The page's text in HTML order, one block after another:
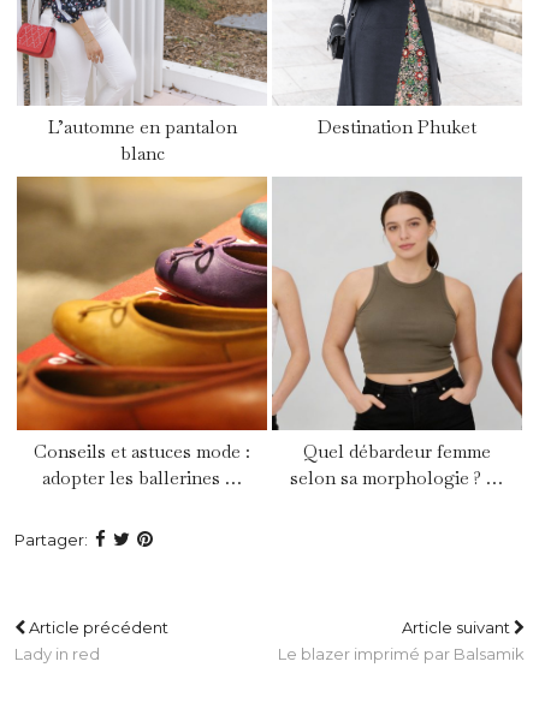
L’automne en pantalon
blanc
Destination Phuket
Conseils et astuces mode :
adopter les ballerines …
Quel débardeur femme
selon sa morphologie ? …
Partager:
Article précédent
Lady in red
Article suivant
Le blazer imprimé par Balsamik